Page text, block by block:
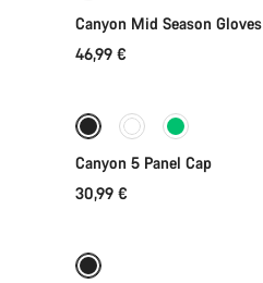
Canyon Mid Season Gloves
46,99 €
Canyon 5 Panel Cap
30,99 €